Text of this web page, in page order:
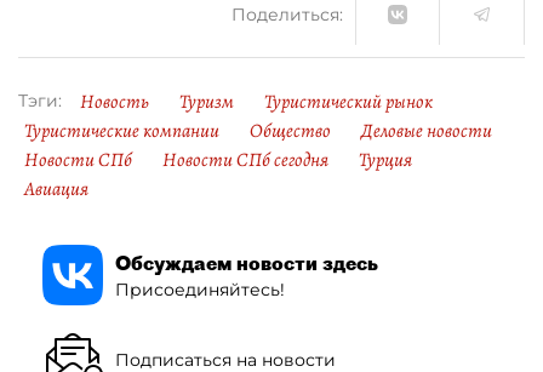
Поделиться:
Тэги: Новость Туризм
Туристический рынок
Туристические компании
Общество
Деловые новости
Новости СПб
Новости СПб сегодня
Турция
Авиация
Обсуждаем новости здесь
Присоединяйтесь!
Подписаться на новости